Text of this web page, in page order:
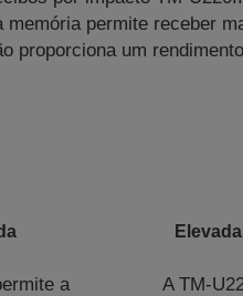
permite receber
proporciona um
a
A TM-